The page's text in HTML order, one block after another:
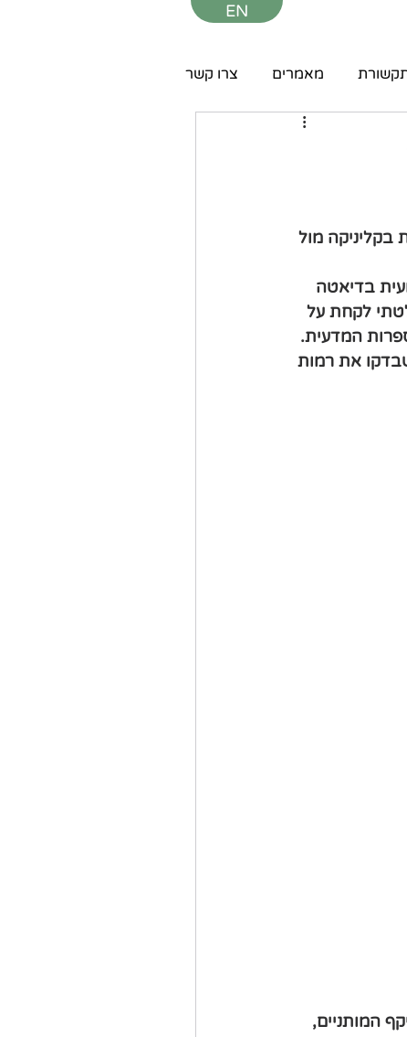
EN
מאמרים צרו קשר
בקליניקה מול
בדיאטה
לקחת על
המדעית.
שבדקו את רמות
המותניים,